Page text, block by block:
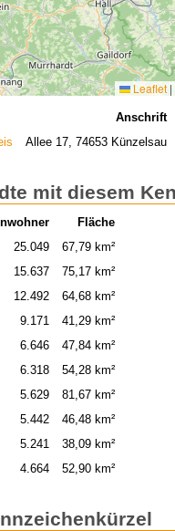
Leaflet |
Anschrift
Allee 17, 74653 Künzelsau
mit diesem
Fläche
25.049
67,79 km²
15.637
75,17 km²
12.492
64,68 km²
9.171
41,29 km²
6.646
47,84 km²
6.318
54,28 km²
5.629
81,67 km²
5.442
46,48 km²
5.241
38,09 km²
4.664 52,90 km²